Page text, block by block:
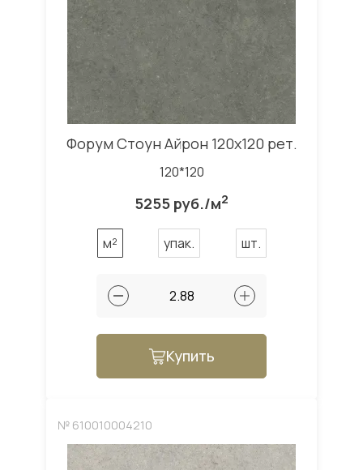
Форум Стоун Айрон 120x120 рет.
120*120
5255 руб./м2
м² упак. шт.
Купить
№ 610010004210